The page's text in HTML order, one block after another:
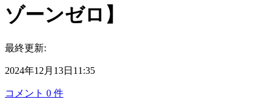
ゾーンゼロ】
最終更新:
2024年12月13日11:35
コメント 0 件